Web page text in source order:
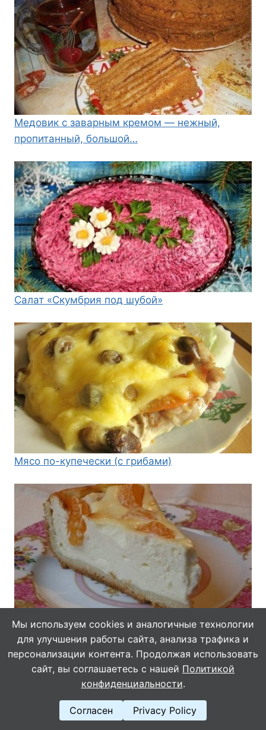
Медовик с заварным кремом — нежный,
пропитанный, большой…
Салат «Скумбрия под шубой»
Мясо по-купечески (с грибами)
Пирог «Ноктюрн» к вечернему чаю от «самой
обаятельной и привлекательной»…
© 2026 Кулинарушка - Вкусные Рецепты
Мы используем cookies и аналогичные технологии
для улучшения работы сайта, анализа трафика и
персонализации контента. Продолжая использовать
сайт, вы соглашаетесь с нашей Политикой
конфиденциальности.
Согласен Privacy Policy